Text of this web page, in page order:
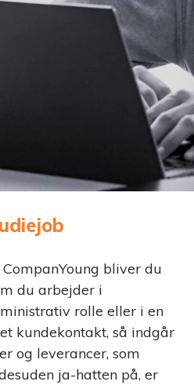
bliver du
du arbejder i
rolle eller i en
kundekontakt, så indgår
og leverancer, som
ja-hatten på, er